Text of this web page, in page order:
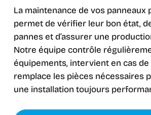
La maintenance de vos panneaux
permet de vérifier leur bon état,
pannes et d’assurer une
Notre équipe contrôle
équipements, intervient en cas
remplace les pièces nécessaires
une installation toujours